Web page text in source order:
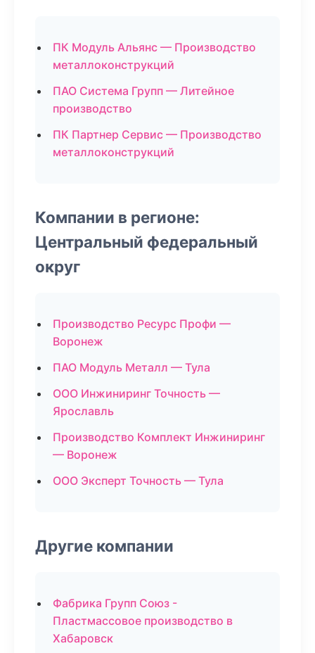
ПК Модуль Альянс — Производство
металлоконструкций
ПАО Система Групп — Литейное
производство
ПК Партнер Сервис — Производство
металлоконструкций
Компании в регионе:
Центральный федеральный
округ
Производство Ресурс Профи —
Воронеж
ПАО Модуль Металл — Тула
ООО Инжиниринг Точность —
Ярославль
Производство Комплект Инжиниринг
— Воронеж
ООО Эксперт Точность — Тула
Другие компании
Фабрика Групп Союз -
Пластмассовое производство в
Хабаровск